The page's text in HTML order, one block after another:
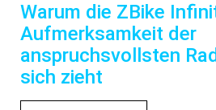
Warum die ZBike
Aufmerksamkeit der
anspruchsvollsten
sich zieht